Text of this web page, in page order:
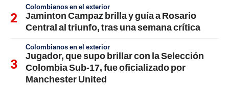
Colombianos en el exterior
Jaminton Campaz brilla y guía a Rosario
Central al triunfo, tras una semana crítica
Colombianos en el exterior
Jugador, que supo brillar con la Selección
Colombia Sub-17, fue oficializado por
Manchester United